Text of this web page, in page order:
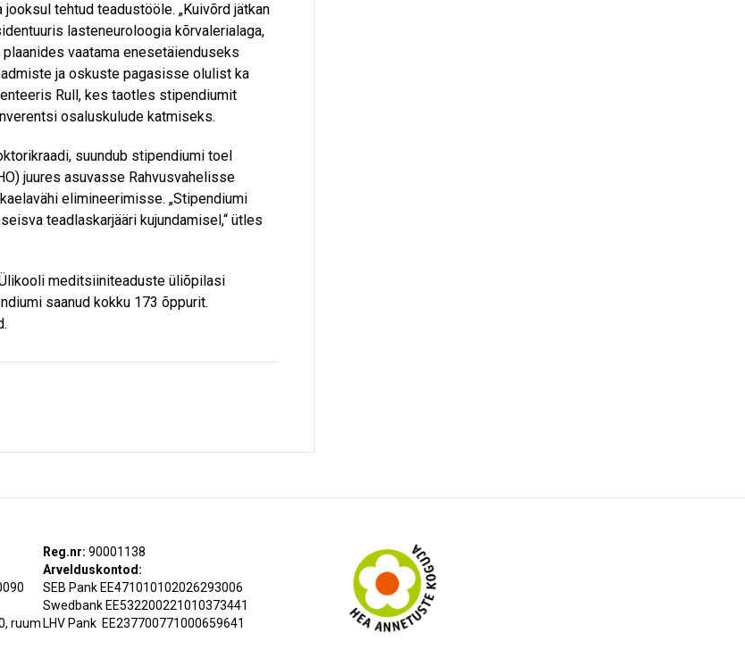
tehtud teadustööle. „Kuivõrd jätkan
lasteneuroloogia kõrvalerialaga,
vaatama enesetäienduseks
ja oskuste pagasisse olulist ka
Rull, kes taotles stipendiumit
osaluskulude katmiseks.
suundub stipendiumi toel
juures asuvasse Rahvusvahelisse
elimineerimisse. „Stipendiumi
teadlaskarjääri kujundamisel,“ ütles
meditsiiniteaduste üliõpilasi
saanud kokku 173 õppurit.
ruum
Reg.nr: 90001138
Arvelduskontod:
SEB Pank EE471010102026293006
Swedbank EE532200221010373441
LHV Pank EE237700771000659641